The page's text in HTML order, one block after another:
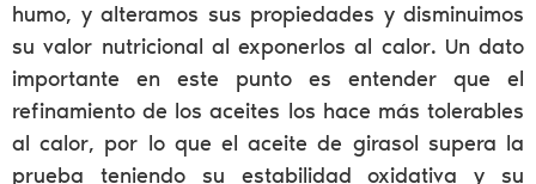
humo, y alteramos sus propiedades y disminuimos
su valor nutricional al exponerlos al calor. Un dato
importante en este punto es entender que el
refinamiento de los aceites los hace más tolerables
al calor, por lo que el aceite de girasol supera la
prueba teniendo su estabilidad oxidativa y su